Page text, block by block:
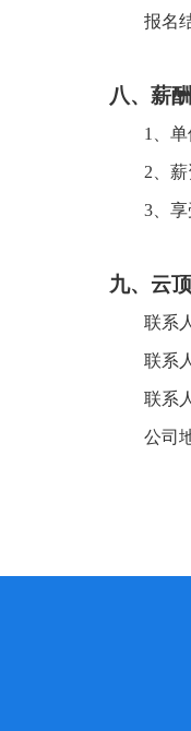
报名
八、 薪
1、
2、薪
3、享
九、 云
联系
联系
联系人
公司